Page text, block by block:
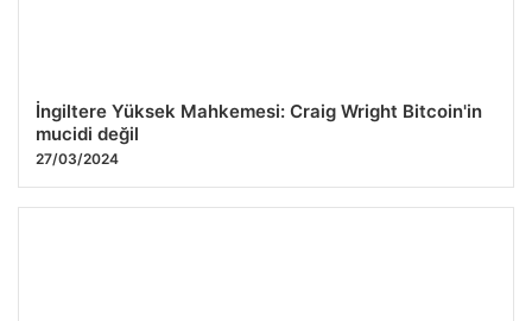
İngiltere Yüksek Mahkemesi: Craig Wright Bitcoin'in
mucidi değil
27/03/2024